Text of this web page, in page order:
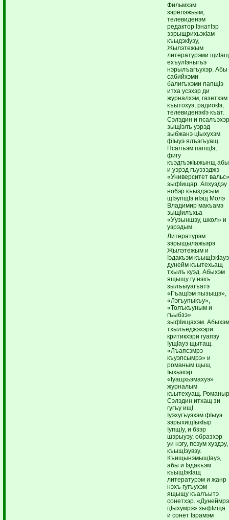
Фильмхэм
зэрелэжьым,
телевиденэм
редактор IэнатIэр
зэрыщрихьэкIам
къыдэкIуэу,
Жылэтежым
литературэми щиIащ
ехъулIэныгъэ
нэрылъагъухэр. Абы
сабийхэми
балигъхэми папщIэ
итха усэхэр ди
журналхэм, газетхэм
къытохуэ, радиокIэ,
телевиденэкIэ къат.
Сэлэдин и
зыщIэлъ уэрэд
зыбжанэ цIыхухэм
фIыуэ ялъэгъуащ.
Псалъэм папщIэ,
фигу
къэдгъэкIыжынщ абы
и уэрэд гъуэзэджэ
«Университет
зыфIищар. Апхуэдэу
нобэр къыздэсым
щIэупщIэ иIэщ Молэ
Владимир макъамэ
зыщIилъхьа
«Уузыншэу, школ» и
уэрэдым.
Литературэм
зэрыщылажьэрэ
Жылэтежым и
Iэдакъэм къыщIэкIауэ
дунейм къытехьащ
тхылъ куэд. Абыхэм
ящыщу гу нэхъ
зылъыуагъатэ
«ГъащIэм пызыщэ»,
«Лэгъупыкъу»,
«Толъкъуным и
гъыбзэ»
зыфIищахэм.
тхылъеджэхэри
критикхэри гуапэу
IущIауэ щытащ.
«Лъапсэмрэ
къуэпсымрэ» и
романым щыщ
Iыхьэхэр
«Iуащхьэмахуэ»
журналым
къытехуащ.
Сэлэдин итхащ зи
гугъу ищI
Iуэхугъуэхэм фIыуэ
зэрыхищIыкIыр
IупщIу, и бзэр
шэрыуэу, образхэр
уи нэгу, псэум хуэдэу,
къыщIэувэу.
КъищынэмыщIауэ,
абы и Iэдакъэм
къыщIэкIащ
литературэм и жанр
нэхъ гугъухэм
ящыщу къалъытэ
сонетхэр. «Дунеймрэ
цIыхумрэ» зыфIища
и сонет Iэрамэм